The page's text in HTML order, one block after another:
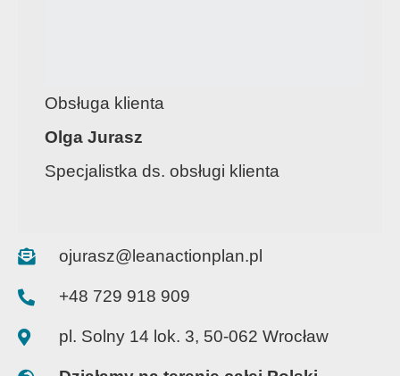
Obsługa klienta
Olga Jurasz
Specjalistka ds. obsługi klienta
ojurasz@leanactionplan.pl
+48 729 918 909
pl. Solny 14 lok. 3, 50-062 Wrocław